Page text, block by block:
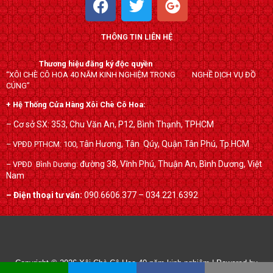
a
c
e
b
o
o
k
w
i
t
t
e
r
o
o
g
l
e
-
p
l
u
s
THÔNG TIN LIÊN HỆ
Thương hiệu đăng ký độc quyền
“XÔI CHÈ CÔ HOA 40 NĂM KINH NGHIỆM TRONG NGHỀ DỊCH VỤ ĐỒ
CÚNG”
+ Hệ Thống Cửa Hàng Xôi Chè Cô Hoa:
– Cơ sở SX: 353, Chu Văn An, P12, Bình Thạnh, TPHCM
– VPĐD PTHCM: 100, Tân Hương, Tân Qúy,Quận Tân Phú, Tp.HCM
– VPĐD Bình Dương:đường 38, Vĩnh Phú, Thuận An, Bình Dương, Việt
Nam
– Điện thoại tư vấn:090.6606.377 – 034.221.6392
Copyright © 2026Xôi Chè Cô Hoa 40 năm kinh nghiệm| Powered by